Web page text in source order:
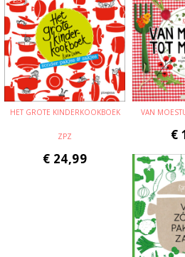
HET GROTE KINDERKOOKBOEK
ZPZ
€ 24,99
VAN
€